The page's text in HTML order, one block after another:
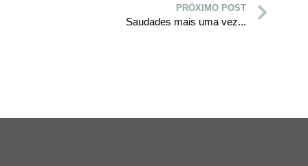
PRÓXIMO POST
Saudades mais uma vez...